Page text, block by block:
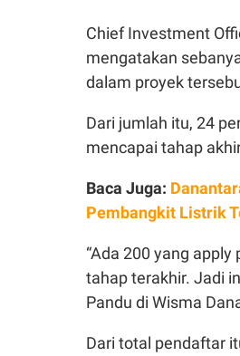
Chief Investment
mengatakan
dalam proyek
Dari jumlah itu, 24
mencapai tahap
Baca Juga:
Pembangkit Listrik
“Ada 200 yang
tahap terakhir. Jadi
Pandu di Wisma
Dari total pendaftar